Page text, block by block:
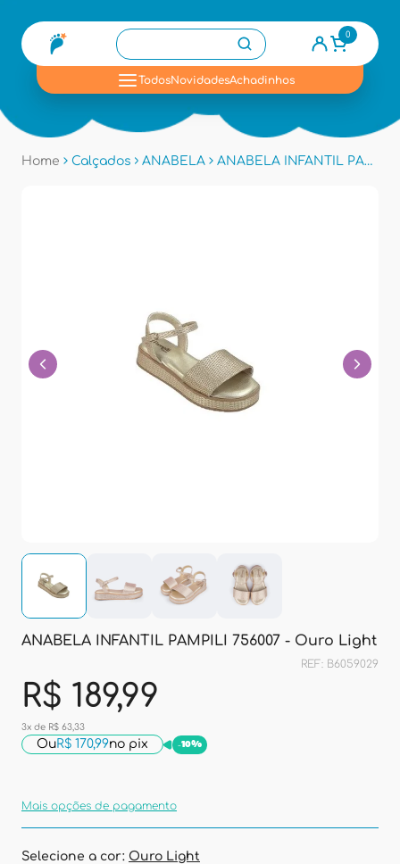
0
TodosNovidadesAchadinhos
Home Calçados ANABELA ANABELA INFANTIL PAMPILI 756007 - Ouro Light
ANABELA INFANTIL PAMPILI 756007 - Ouro Light
REF: B6059029
R$ 189,99
3x de R$ 63,33
OuR$ 170,99no pix -10%
Mais opções de pagamento
Selecione a cor: Ouro Light